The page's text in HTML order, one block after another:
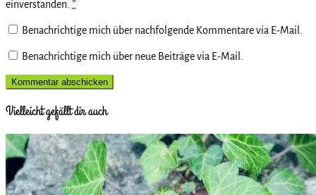
einverstanden. *
Benachrichtige mich über nachfolgende Kommentare via E-Mail.
Benachrichtige mich über neue Beiträge via E-Mail.
Vielleicht gefällt dir auch